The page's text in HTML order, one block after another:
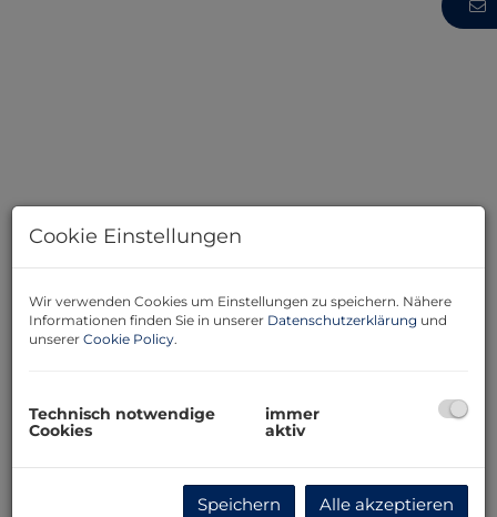
Gesucht wird für einen Beauty CO Working Space eine
selbständige Kosmetikerin
Cookie Einstellungen
Wir verwenden Cookies um Einstellungen zu speichern. Nähere
Informationen finden Sie in unserer Datenschutzerklärung und
unserer Cookie Policy.
Technisch notwendige
Cookies
immer
aktiv
Speichern Alle akzeptieren